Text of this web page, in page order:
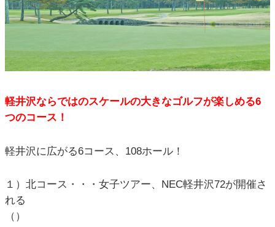
軽井沢ならではのスケールの大きなゴルフが楽しめる6
つのコース！
軽井沢に広がる6コース、108ホール！
１）北コース・・・女子ツアー、NEC軽井沢72が開催さ
れる
（）